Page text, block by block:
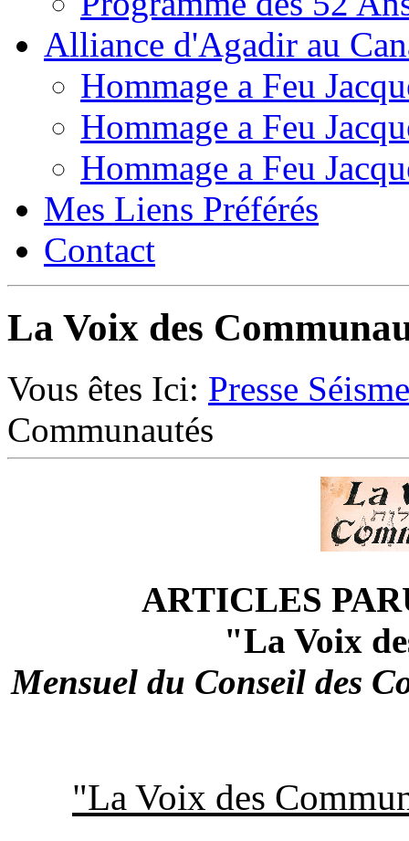
Alliance d'Agadir au
Hommage a Feu
Hommage a Feu
Hommage a Feu
Mes Liens Préférés
Contact
La Voix des
Vous êtes Ici: Presse
Communautés
ARTICLES
"La Voix
Mensuel du Conseil des
"La Voix des